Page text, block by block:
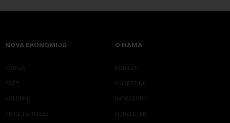
NOVA EKONOMIJA
SRBIJA
SVET
KOLUMNE
PRIČE I ANALIZE
O NAMA
KONTAKT
MARKETING
IMPRESSUM
NJUZLETER